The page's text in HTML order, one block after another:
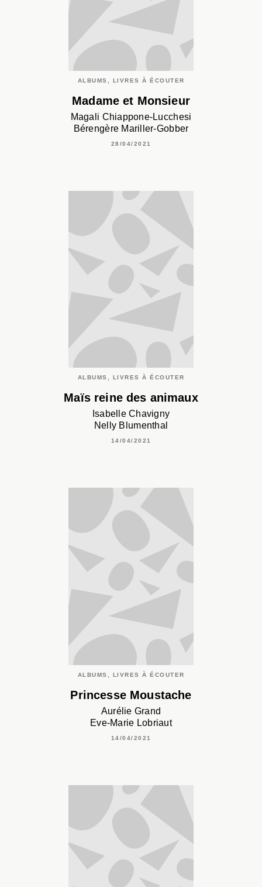
ALBUMS, LIVRES À ÉCOUTER
Madame et Monsieur
Magali Chiappone-Lucchesi
Bérengère Mariller-Gobber
28/04/2021
ALBUMS, LIVRES À ÉCOUTER
Maïs reine des animaux
Isabelle Chavigny
Nelly Blumenthal
14/04/2021
ALBUMS, LIVRES À ÉCOUTER
Princesse Moustache
Aurélie Grand
Eve-Marie Lobriaut
14/04/2021